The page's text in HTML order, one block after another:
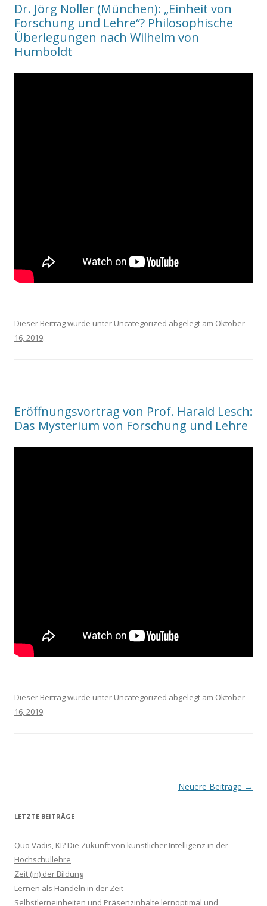
Dr. Jörg Noller (München): „Einheit von
Forschung und Lehre“? Philosophische
Überlegungen nach Wilhelm von
Humboldt
Dieser Beitrag wurde unter Uncategorized abgelegt am Oktober
16, 2019.
Eröffnungsvortrag von Prof. Harald Lesch:
Das Mysterium von Forschung und Lehre
Dieser Beitrag wurde unter Uncategorized abgelegt am Oktober
16, 2019.
Neuere Beiträge →
LETZTE BEITRÄGE
Quo Vadis, KI? Die Zukunft von künstlicher Intelligenz in der
Hochschullehre
Zeit (in) der Bildung
Lernen als Handeln in der Zeit
Selbstlerneinheiten und Präsenzinhalte lernoptimal und